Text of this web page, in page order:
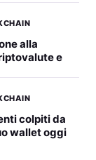
alla
e
colpiti da
wallet oggi